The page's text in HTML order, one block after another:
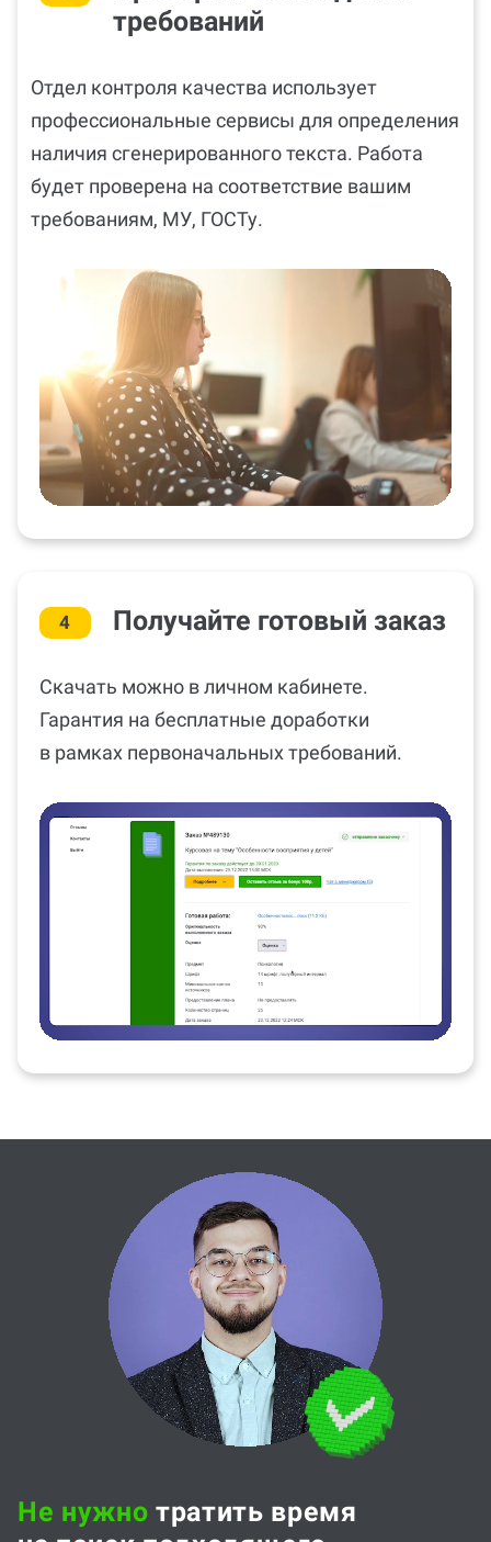
требований
Отдел контроля качества использует
профессиональные сервисы для определения
наличия сгенерированного текста. Работа
будет проверена на соответствие вашим
требованиям, МУ, ГОСТу.
4 Получайте готовый заказ
Скачать можно в личном кабинете.
Гарантия на бесплатные доработки
в рамках первоначальных требований.
Не нужно тратить время